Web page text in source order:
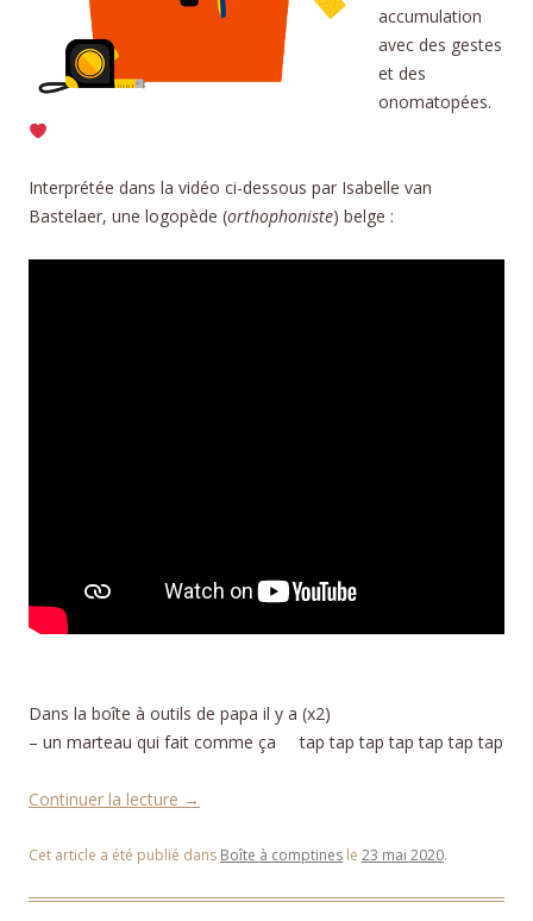
accumulation
avec des gestes
et des
onomatopées.
Interprétée dans la vidéo ci-dessous par Isabelle van
Bastelaer, une logopède (orthophoniste) belge :
Dans la boîte à outils de papa il y a (x2)
– un marteau qui fait comme ça tap tap tap tap tap tap tap
Continuer la lecture →
Cet article a été publié dans Boîte à comptines le 23 mai 2020.